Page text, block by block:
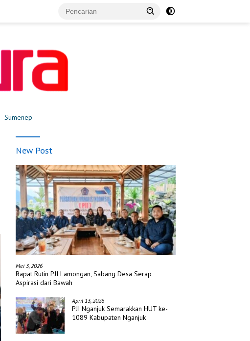
Sumenep
New Post
Mei 3, 2026
Rapat Rutin PJI Lamongan, Sabang Desa Serap
Aspirasi dari Bawah
April 13, 2026
PJI Nganjuk Semarakkan HUT ke-
1089 Kabupaten Nganjuk